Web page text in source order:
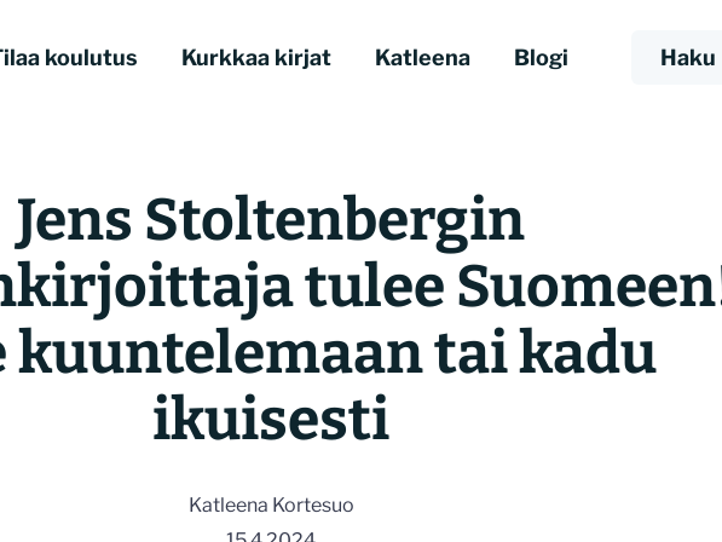
koulutus Kurkkaa kirjat Katleena Blogi Haku
Jens Stoltenbergin
tulee
kuuntelemaan tai kadu
ikuisesti
Katleena Kortesuo